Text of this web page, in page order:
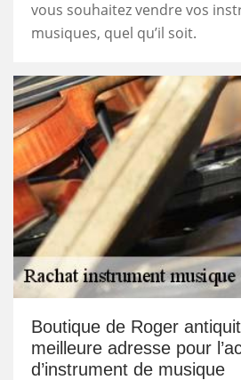
vous souhaitez vendre vos
musiques, quel qu’il soit.
Boutique de Roger
meilleure adresse pour
d’instrument de musique